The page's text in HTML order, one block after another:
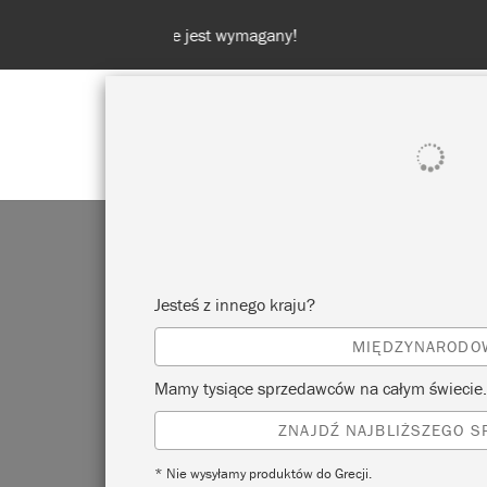
Jesteś z innego kraju?
Mamy tysiące sprzedawców na całym świecie.
ZNAJDŹ NAJBLIŻSZEGO
* Nie wysyłamy produktów do Grecji.